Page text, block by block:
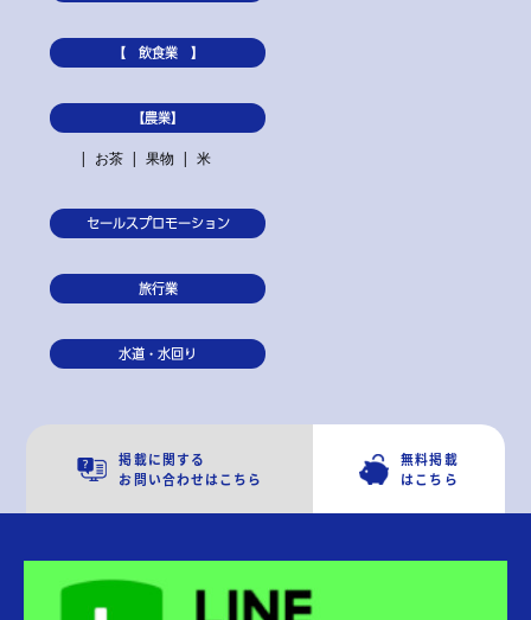
【 飲食業 】
【農業】
お茶
果物 米
セールスプロモーション
旅行業
水道・水回り
掲載に関する
お問い合わせはこちら
無料掲載
はこちら